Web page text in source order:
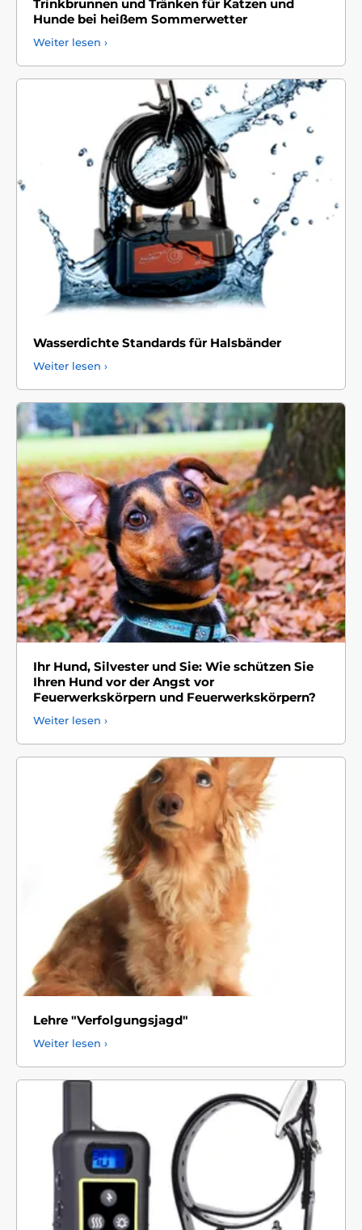
Trinkbrunnen und Tränken für Katzen und
Hunde bei heißem Sommerwetter
Weiter lesen ›
Wasserdichte Standards für Halsbänder
Weiter lesen ›
Ihr Hund, Silvester und Sie: Wie schützen Sie
Ihren Hund vor der Angst vor
Feuerwerkskörpern und Feuerwerkskörpern?
Weiter lesen ›
Lehre "Verfolgungsjagd"
Weiter lesen ›